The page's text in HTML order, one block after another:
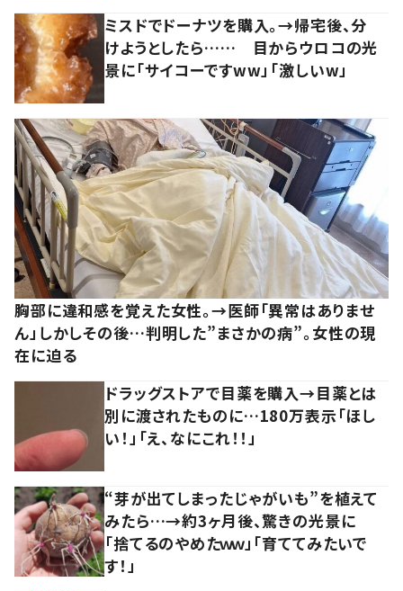
ミスドでドーナツを購入。→帰宅後、分
けようとしたら…… 目からウロコの光
景に「サイコーですww」「激しいw」
胸部に違和感を覚えた女性。→医師「異常はありませ
ん」しかしその後…判明した”まさかの病”。女性の現
在に迫る
ドラッグストアで目薬を購入→目薬とは
別に渡されたものに…180万表示「ほし
い！」「え、なにこれ！！」
“芽が出てしまったじゃがいも”を植えて
みたら…→約3ヶ月後、驚きの光景に
「捨てるのやめたｗｗ」「育ててみたいで
す！」